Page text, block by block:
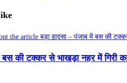
बस की टक्कर से भाखड़ा नहर में गिरी